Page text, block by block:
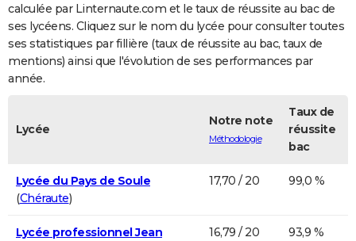
FORUM
Bricolage
Lifestyle
Culture
Television
Voyage
Cinema
calculée par Linternaute.com et le taux de réussite au bac de
ses lycéens. Cliquez sur le nom du lycée pour consulter toutes
ses statistiques par fillière (taux de réussite au bac, taux de
mentions) ainsi que l'évolution de ses performances par
année.
Lycée
Notre note
Méthodologie
Taux de
réussite
bac
Lycée du Pays de Soule
(Chéraute)
17,70 / 20 99,0 %
Lycée professionnel Jean
16,79 / 20 93,9 %